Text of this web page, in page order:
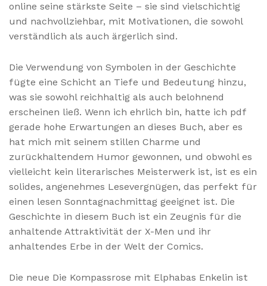
online seine stärkste Seite – sie sind vielschichtig
und nachvollziehbar, mit Motivationen, die sowohl
verständlich als auch ärgerlich sind.
Die Verwendung von Symbolen in der Geschichte
fügte eine Schicht an Tiefe und Bedeutung hinzu,
was sie sowohl reichhaltig als auch belohnend
erscheinen ließ. Wenn ich ehrlich bin, hatte ich pdf
gerade hohe Erwartungen an dieses Buch, aber es
hat mich mit seinem stillen Charme und
zurückhaltendem Humor gewonnen, und obwohl es
vielleicht kein literarisches Meisterwerk ist, ist es ein
solides, angenehmes Lesevergnügen, das perfekt für
einen lesen Sonntagnachmittag geeignet ist. Die
Geschichte in diesem Buch ist ein Zeugnis für die
anhaltende Attraktivität der X-Men und ihr
anhaltendes Erbe in der Welt der Comics.
Die neue Die Kompassrose mit Elphabas Enkelin ist